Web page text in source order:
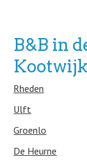
B&B in
Rheden
Ulft
Groenlo
De Heurne